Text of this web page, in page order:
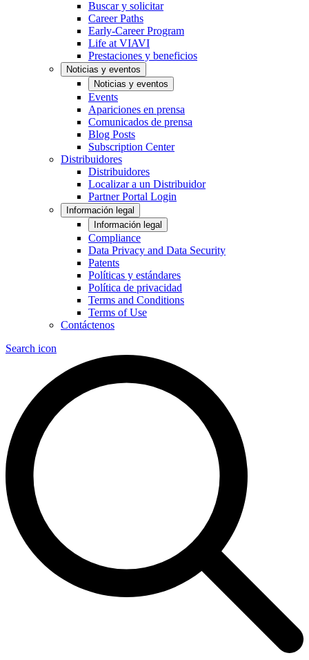
Buscar y solicitar
Career Paths
Early-Career Program
Life at VIAVI
Prestaciones y beneficios
Noticias y eventos
Noticias y eventos
Events
Apariciones en prensa
Comunicados de prensa
Blog Posts
Subscription Center
Distribuidores
Distribuidores
Localizar a un Distribuidor
Partner Portal Login
Información legal
Información legal
Compliance
Data Privacy and Data Security
Patents
Políticas y estándares
Política de privacidad
Terms and Conditions
Terms of Use
Contáctenos
Search icon